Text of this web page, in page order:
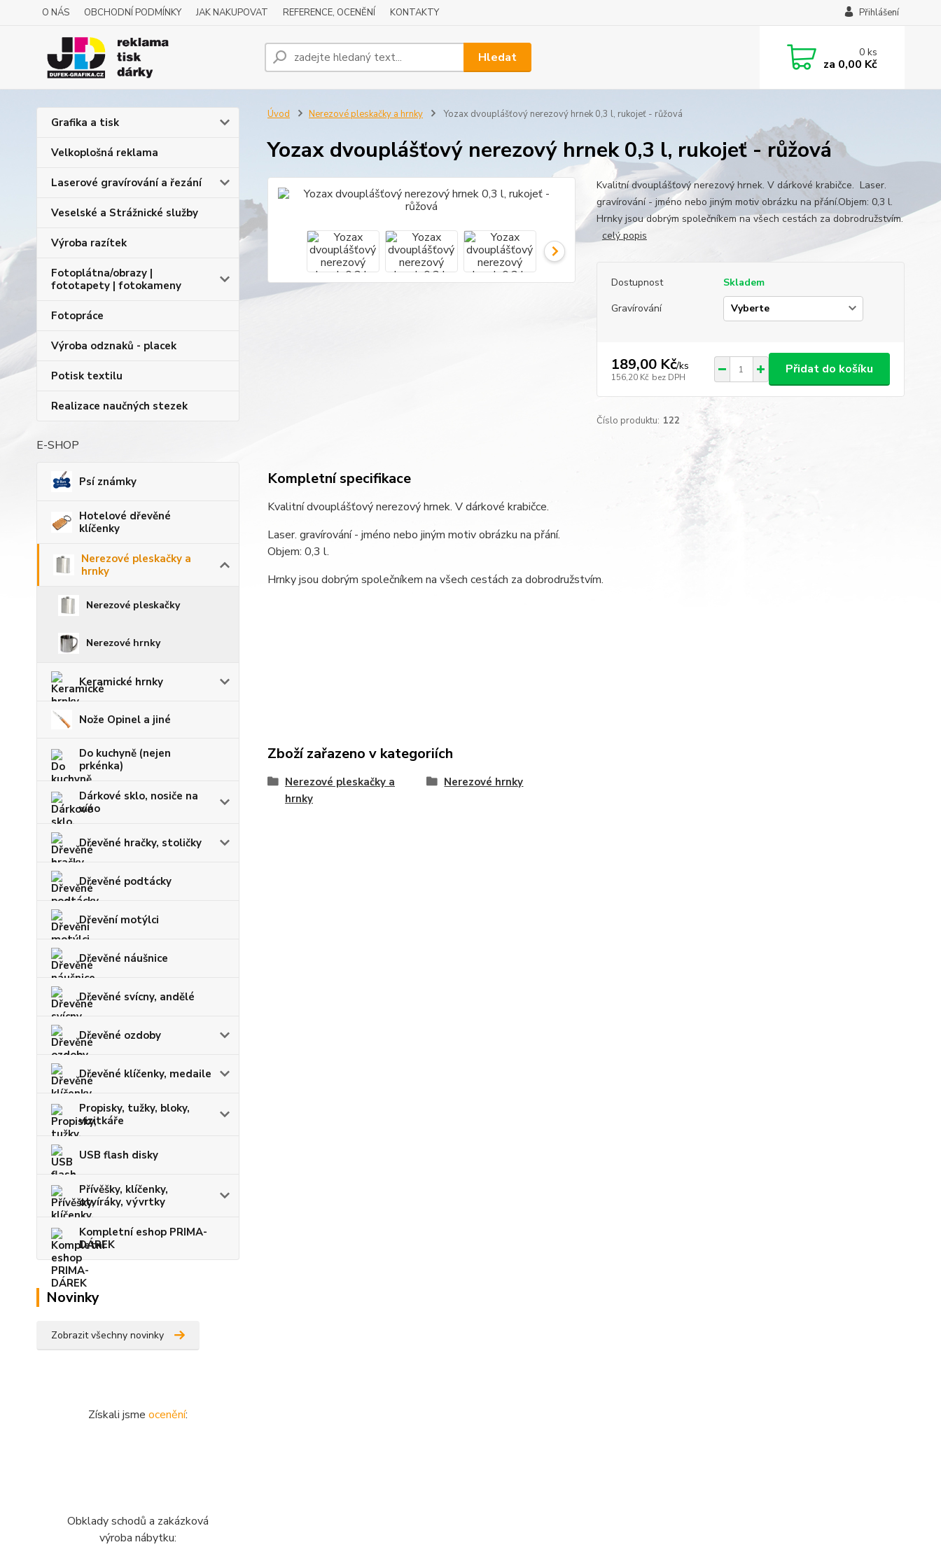
O NÁS OBCHODNÍ PODMÍNKY JAK NAKUPOVAT REFERENCE, OCENĚNÍ KONTAKTY Přihlášení
Hledat 0ks
za 0,00 Kč
Grafika a tisk
Velkoplošná reklama
Laserové gravírování a řezání
Veselské a Strážnické služby
Výroba razítek
Fotoplátna/obrazy |
fototapety | fotokameny
Fotopráce
Výroba odznaků - placek
Potisk textilu
Realizace naučných stezek
E-SHOP
Psí známky
Hotelové dřevěné
klíčenky
Nerezové pleskačky a
hrnky
Nerezové pleskačky
Nerezové hrnky
Keramické hrnky
Nože Opinel a jiné
Do kuchyně (nejen
prkénka)
Dárkové sklo, nosiče na
víno
Dřevěné hračky, stoličky
Dřevěné podtácky
Dřevění motýlci
Dřevěné náušnice
Dřevěné svícny, andělé
Dřevěné ozdoby
Dřevěné klíčenky, medaile
Propisky, tužky, bloky,
vizitkáře
USB flash disky
Přívěšky, klíčenky,
otvíráky, vývrtky
Kompletní eshop PRIMA-
DÁREK
Novinky
Zobrazit všechny novinky
Získali jsme ocenění:
Obklady schodů a zakázková
výroba nábytku:
Úvod Nerezové pleskačky a hrnky Yozax dvouplášťový nerezový hrnek 0,3 l, rukojeť - růžová
Yozax dvouplášťový nerezový hrnek 0,3 l, rukojeť - růžová
Kvalitní dvouplášťový nerezový hrnek. V dárkové krabičce. Laser.
gravírování - jméno nebo jiným motiv obrázku na přání.Objem: 0,3 l.
Hrnky jsou dobrým společníkem na všech cestách za dobrodružstvím.
celý popis
Dostupnost
Skladem
Gravírování
189,00 Kč/ks
156,20 Kč bez DPH
Přidat do košíku
Číslo produktu: 122
Kompletní specifikace
Kvalitní dvouplášťový nerezový hrnek. V dárkové krabičce.
Laser. gravírování - jméno nebo jiným motiv obrázku na přání.
Objem: 0,3 l.
Hrnky jsou dobrým společníkem na všech cestách za dobrodružstvím.
Zboží zařazeno v kategoriích
Nerezové pleskačky a
hrnky
Nerezové hrnky